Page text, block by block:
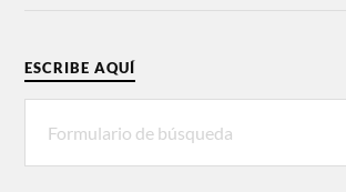
ESCRIBE AQUÍ